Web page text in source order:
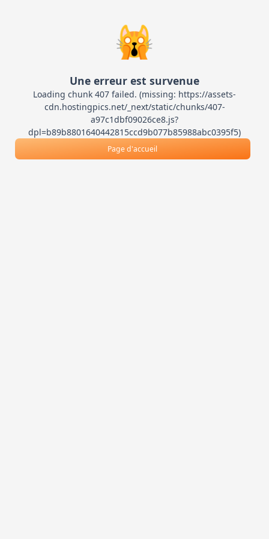
🙀
Une erreur est survenue
Loading chunk 407 failed. (missing: https://assets-
cdn.hostingpics.net/_next/static/chunks/407-
a97c1dbf09026ce8.js?
dpl=b89b8801640442815ccd9b077b85988abc0395f5)
Page d'accueil